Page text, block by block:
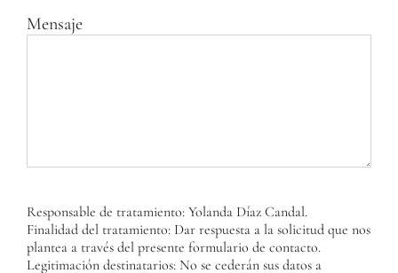
Mensaje
Responsable de tratamiento: Yolanda Díaz Candal.
Finalidad del tratamiento: Dar respuesta a la solicitud que nos
plantea a través del presente formulario de contacto.
Legitimación destinatarios: No se cederán sus datos a